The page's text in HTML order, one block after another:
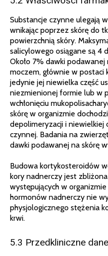
Substancje czynne ulegają
wnikając poprzez skórę do
powierzchnią skóry.
salicylowego osiągane są 4
Około 7% dawki
moczem, głównie w postaci
jedynie jej niewielka część
niezmienionej formie lub w
wchłonięciu
skórę w organizmie
depolimeryzacji i niewielkiej
czynnej. Badania na
dawki podawanej na skórę
Budowa kortykosteroidów
kory nadnerczy jest
występujących w organizmie
hormonów nadnerczy nie
physjologicznego stężenia
krwi.
5.3 Przedkliniczne